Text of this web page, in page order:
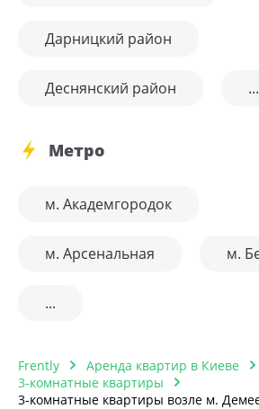
Дарницкий район
Деснянский район ...
Метро
м. Академгородок
м. Арсенальная м.
...
Frently
Аренда квартир в Киеве
3-комнатные квартиры
3-комнатные квартиры возле м.